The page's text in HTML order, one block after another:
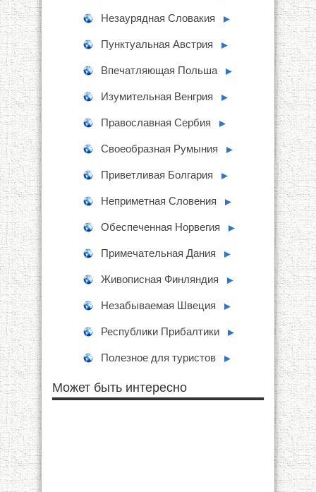
Незаурядная Словакия ►
Пунктуальная Австрия ►
Впечатляющая Польша ►
Изумительная Венгрия ►
Православная Сербия ►
Своеобразная Румыния ►
Приветливая Болгария ►
Неприметная Словения ►
Обеспеченная Норвегия ►
Примечательная Дания ►
Живописная Финляндия ►
Незабываемая Швеция ►
Республики Прибалтики ►
Полезное для туристов ►
Может быть интересно